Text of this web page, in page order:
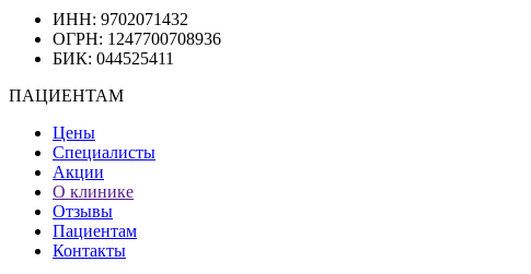
ИНН: 9702071432
ОГРН: 1247700708936
БИК: 044525411
ПАЦИЕНТАМ
Цены
Специалисты
Акции
О клинике
Отзывы
Пациентам
Контакты